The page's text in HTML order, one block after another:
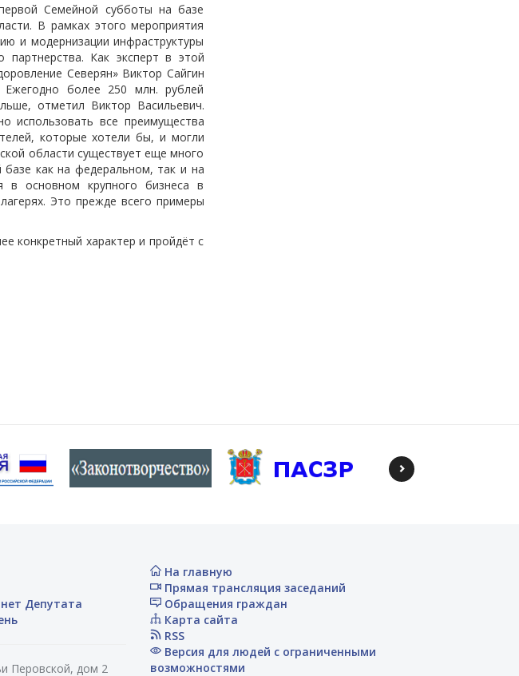
Семейной субботы на базе
В рамках этого мероприятия
и модернизации инфраструктуры
партнерства. Как эксперт в этой
Северян» Виктор Сайгин
более 250 млн. рублей
отметил Виктор Васильевич.
использовать все преимущества
которые хотели бы, и могли
области существует еще много
как на федеральном, так и на
основном крупного бизнеса в
Это прежде всего примеры
конкретный характер и пройдёт с
Депутата
Перовской, дом 2
На главную
Прямая трансляция заседаний
Обращения граждан
Карта сайта
RSS
Версия для людей с ограниченными
возможностями